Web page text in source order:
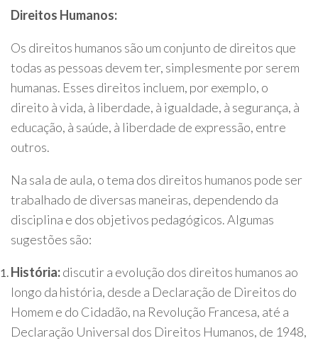
Direitos Humanos:
Os direitos humanos são um conjunto de direitos que
todas as pessoas devem ter, simplesmente por serem
humanas. Esses direitos incluem, por exemplo, o
direito à vida, à liberdade, à igualdade, à segurança, à
educação, à saúde, à liberdade de expressão, entre
outros.
Na sala de aula, o tema dos direitos humanos pode ser
trabalhado de diversas maneiras, dependendo da
disciplina e dos objetivos pedagógicos. Algumas
sugestões são:
História:discutir a evolução dos direitos humanos ao
longo da história, desde a Declaração de Direitos do
Homem e do Cidadão, na Revolução Francesa, até a
Declaração Universal dos Direitos Humanos, de 1948,